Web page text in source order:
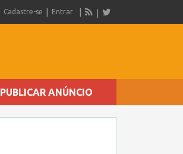
Cadastre-se Entrar
PUBLICAR ANÚNCIO